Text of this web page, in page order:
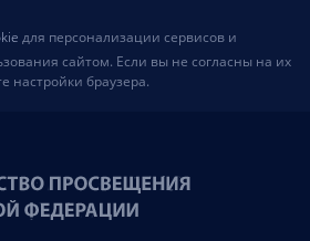
для персонализации сервисов и
сайтом. Если вы не согласны на их
настройки браузера.